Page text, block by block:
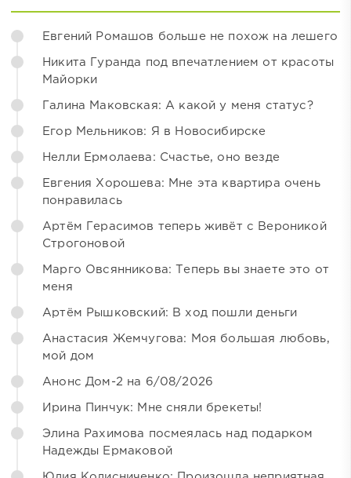
Евгений Ромашов больше не похож на лешего
Никита Гуранда под впечатлением от красоты
Майорки
Галина Маковская: А какой у меня статус?
Егор Мельников: Я в Новосибирске
Нелли Ермолаева: Счастье, оно везде
Евгения Хорошева: Мне эта квартира очень
понравилась
Артём Герасимов теперь живёт с Вероникой
Строгоновой
Марго Овсянникова: Теперь вы знаете это от
меня
Артём Рышковский: В ход пошли деньги
Анастасия Жемчугова: Моя большая любовь,
мой дом
Анонс Дом-2 на 6/08/2026
Ирина Пинчук: Мне сняли брекеты!
Элина Рахимова посмеялась над подарком
Надежды Ермаковой